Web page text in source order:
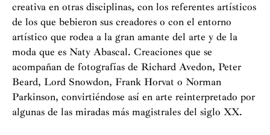
creativa en otras disciplinas, con los referentes artísticos
de los que bebieron sus creadores o con el entorno
artístico que rodea a la gran amante del arte y de la
moda que es Naty Abascal. Creaciones que se
acompañan de fotografías de Richard Avedon, Peter
Beard, Lord Snowdon, Frank Horvat o Norman
Parkinson, convirtiéndose así en arte reinterpretado por
algunas de las miradas más magistrales del siglo XX.